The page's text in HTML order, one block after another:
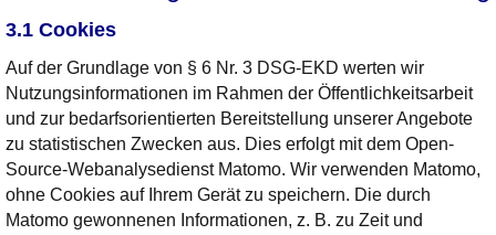
3.1 Cookies
Auf der Grundlage von § 6 Nr. 3 DSG-EKD werten wir
Nutzungsinformationen im Rahmen der Öffentlichkeitsarbeit
und zur bedarfsorientierten Bereitstellung unserer Angebote
zu statistischen Zwecken aus. Dies erfolgt mit dem Open-
Source-Webanalysedienst Matomo. Wir verwenden Matomo,
ohne Cookies auf Ihrem Gerät zu speichern. Die durch
Matomo gewonnenen Informationen, z. B. zu Zeit und